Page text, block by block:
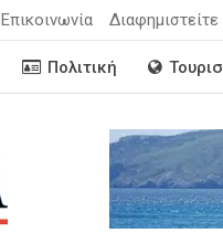
Επικοινωνία Διαφημιστείτε
Πολιτική